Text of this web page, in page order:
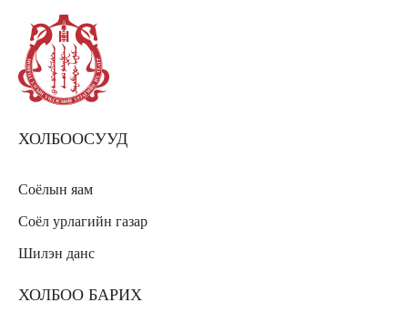
ХОЛБООСУУД
Соёлын яам
Соёл урлагийн газар
Шилэн данс
ХОЛБОО БАРИХ